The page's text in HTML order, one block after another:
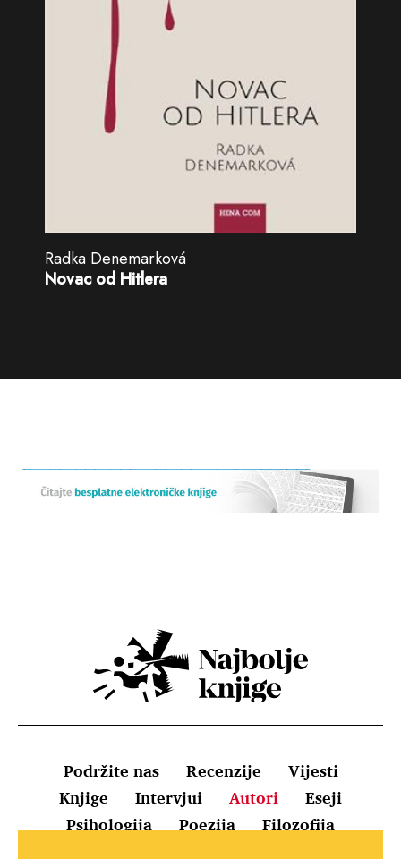
Radka Denemarková
Novac od Hitlera
Podržite nas Recenzije
Vijesti
Knjige
Intervjui Autori
Eseji
Psihologija
Poezija Filozofija